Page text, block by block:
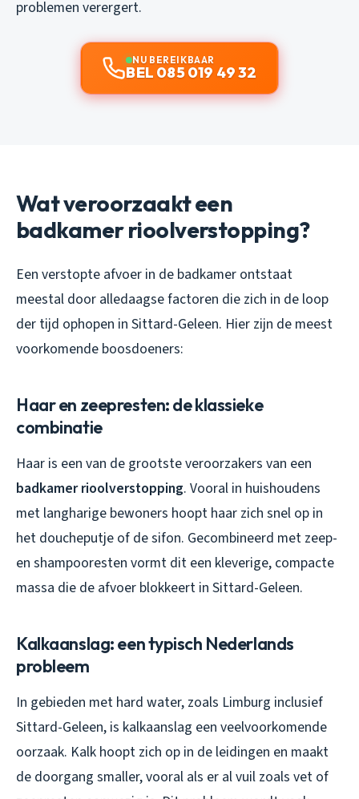
problemen verergert.
NU BEREIKBAAR
BEL 085 019 49 32
Wat veroorzaakt een
badkamer rioolverstopping?
Een verstopte afvoer in de badkamer ontstaat
meestal door alledaagse factoren die zich in de loop
der tijd ophopen in Sittard-Geleen. Hier zijn de meest
voorkomende boosdoeners:
Haar en zeepresten: de klassieke
combinatie
Haar is een van de grootste veroorzakers van een
badkamer rioolverstopping. Vooral in huishoudens
met langharige bewoners hoopt haar zich snel op in
het doucheputje of de sifon. Gecombineerd met zeep-
en shampooresten vormt dit een kleverige, compacte
massa die de afvoer blokkeert in Sittard-Geleen.
Kalkaanslag: een typisch Nederlands
probleem
In gebieden met hard water, zoals Limburg inclusief
Sittard-Geleen, is kalkaanslag een veelvoorkomende
oorzaak. Kalk hoopt zich op in de leidingen en maakt
de doorgang smaller, vooral als er al vuil zoals vet of